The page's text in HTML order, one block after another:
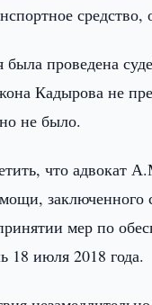
была проведена
Кадырова не
не было.
что адвокат
мер по
18 июля 2018 года.